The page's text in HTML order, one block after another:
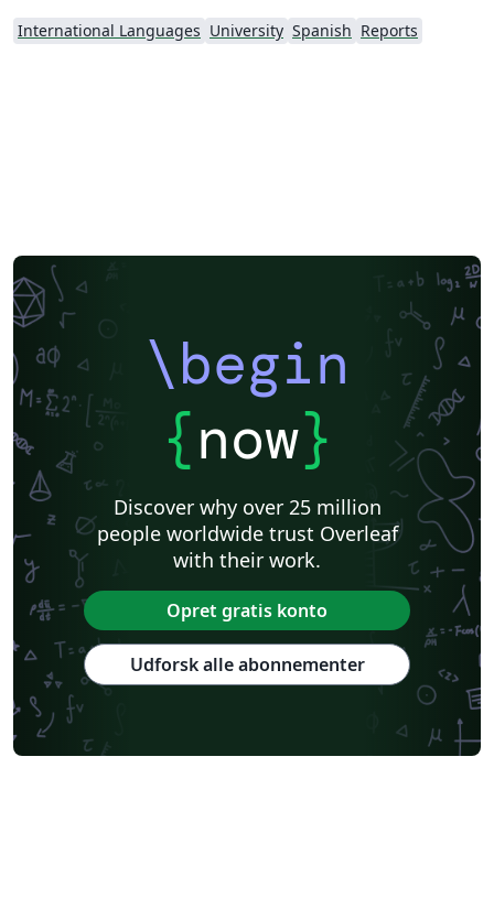
International Languages University Spanish Reports
\begin
{now}
Discover why over 25 million
people worldwide trust Overleaf
with their work.
Opret gratis konto
Udforsk alle abonnementer